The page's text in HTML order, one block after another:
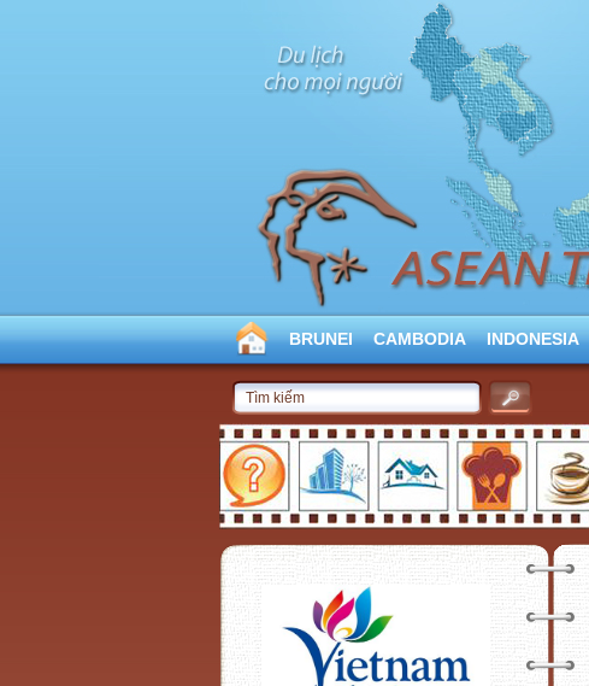
BRUNEI CAMBODIA INDONESIA